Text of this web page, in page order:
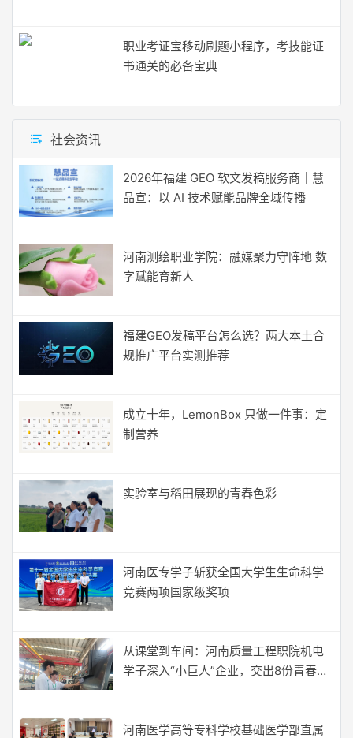
职业考证宝移动刷题小程序，考技能证
书通关的必备宝典
社会资讯
2026年福建 GEO 软文发稿服务商｜慧
品宣：以 AI 技术赋能品牌全域传播
河南测绘职业学院：融媒聚力守阵地 数
字赋能育新人
福建GEO发稿平台怎么选？两大本土合
规推广平台实测推荐
​成立十年，LemonBox 只做一件事：定
制营养
实验室与稻田展现的青春色彩
河南医专学子斩获全国大学生生命科学
竞赛两项国家级奖项
从课堂到车间：河南质量工程职院机电
学子深入“小巨人”企业，交出8份青春
河南医学高等专科学校基础医学部直属